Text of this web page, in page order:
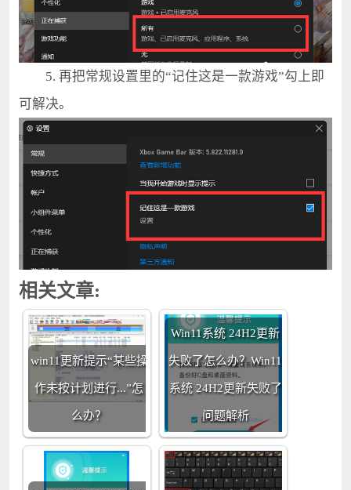
5. 再把常规设置里的“记住这是一款游戏”勾上即
可解决。
相关文章:
win11更新提示“某些操
作未按计划进行...”怎
么办？
Win11系统 24H2更新
失败了怎么办？Win11
系统 24H2更新失败了
问题解析